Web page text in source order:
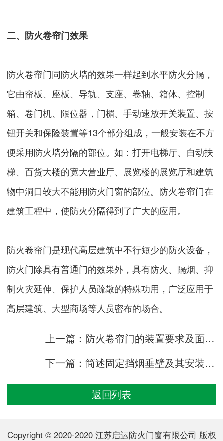
二、防火卷帘门效果
防火卷帘门同防火墙的效果一样起到水平防火分隔，
它由帘板、座板、导轨、支座、卷轴、箱体、控制
箱、卷门机、限位器，门楣、手动速放开关装置、按
钮开关和保险装置等13个部分组成，一般安装在不方
便采用防火墙分隔的部位。如：打开电梯厅、自动扶
梯、百货大楼的宽大营业厅、展览楼的展览厅和建筑
物中洞口较大不能用防火门窗的部位。防火卷帘门在
建筑工程中，使防火分隔得到了广大的应用。
防火卷帘门是现代高层建筑中不行短少的防火设备，
防火门除具有普通门的效果外，具有防火、隔烟、抑
制火灾延伸、保护人员疏散的特殊功用，广泛应用于
高层建筑、大型商场等人员密布的场合。
上一篇：防火卷帘门的装置要求及面积核算
下一篇：简述固定挡烟垂壁及其安装方法说明
返回列表
Copyright © 2020-2020 江苏启运防火门窗有限公司 版权